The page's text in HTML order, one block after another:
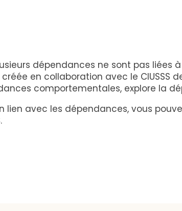
dépendances ne sont pas liées
créée en collaboration avec le CIUSSS
comportementales, explore la
lien avec les dépendances, vous